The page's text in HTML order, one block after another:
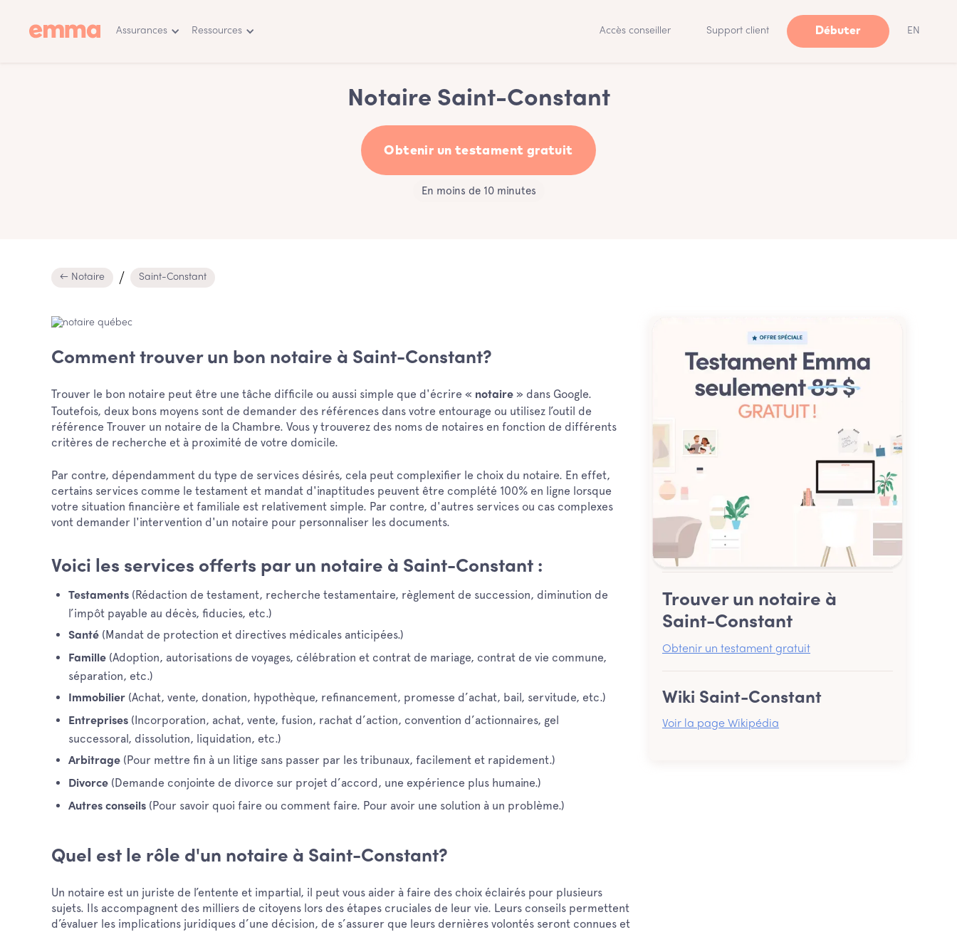
Assurances Ressources Accès conseiller Support client Débuter EN
Notaire Saint-Constant
Obtenir un testament gratuit
En moins de 10 minutes
← Notaire Saint-Constant
Comment trouver un bon notaire à Saint-Constant?
Trouver le bon notaire peut être une tâche difficile ou aussi simple que d'écrire « notaire » dans Google.
Toutefois, deux bons moyens sont de demander des références dans votre entourage ou utilisez l’outil de
référence Trouver un notaire de la Chambre. Vous y trouverez des noms de notaires en fonction de différents
critères de recherche et à proximité de votre domicile.
Par contre, dépendamment du type de services désirés, cela peut complexifier le choix du notaire. En effet,
certains services comme le testament et mandat d'inaptitudes peuvent être complété 100% en ligne lorsque
votre situation financière et familiale est relativement simple. Par contre, d'autres services ou cas complexes
vont demander l'intervention d'un notaire pour personnaliser les documents.
Voici les services offerts par un notaire à Saint-Constant :
Testaments (Rédaction de testament, recherche testamentaire, règlement de succession, diminution de
l’impôt payable au décès, fiducies, etc.)
Santé (Mandat de protection et directives médicales anticipées.)
Famille (Adoption, autorisations de voyages, célébration et contrat de mariage, contrat de vie commune,
séparation, etc.)
Immobilier (Achat, vente, donation, hypothèque, refinancement, promesse d’achat, bail, servitude, etc.)
Entreprises (Incorporation, achat, vente, fusion, rachat d’action, convention d’actionnaires, gel
successoral, dissolution, liquidation, etc.)
Arbitrage (Pour mettre fin à un litige sans passer par les tribunaux, facilement et rapidement.)
Divorce (Demande conjointe de divorce sur projet d’accord, une expérience plus humaine.)
Autres conseils (Pour savoir quoi faire ou comment faire. Pour avoir une solution à un problème.)
Quel est le rôle d'un notaire à Saint-Constant?
Un notaire est un juriste de l’entente et impartial, il peut vous aider à faire des choix éclairés pour plusieurs
sujets. Ils accompagnent des milliers de citoyens lors des étapes cruciales de leur vie. Leurs conseils permettent
d’évaluer les implications juridiques d’une décision, de s’assurer que leurs dernières volontés seront connues et
Trouver un notaire à
Saint-Constant
Obtenir un testament gratuit
Wiki Saint-Constant
Voir la page Wikipédia